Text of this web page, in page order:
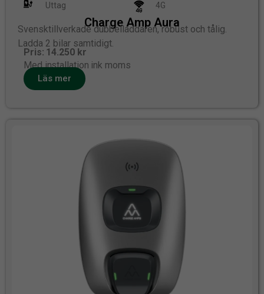
Uttag 4G
Charge Amp Aura
Svensktillverkade dubbelladdaren, robust och tålig.
Ladda 2 bilar samtidigt.
Pris: 14.250 kr
Med installation ink moms
Läs mer